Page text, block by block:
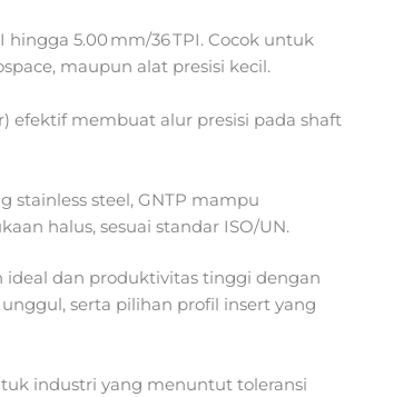
5.00 mm/36 TPI. Cocok untuk
maupun alat presisi kecil.
efektif membuat alur presisi pada shaft
stainless steel, GNTP mampu
halus, sesuai standar ISO/UN.
dan produktivitas tinggi dengan
serta pilihan profil insert yang
industri yang menuntut toleransi